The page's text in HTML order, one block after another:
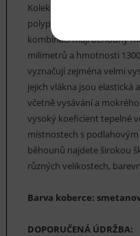
Kolekce běhounů
polypropylenové příze v
kombinaci mají běhouny
milimetrů a hmotnosti
vyznačují zejména velmi
jejich vlákna jsou elastická
včetně vysávání a
vysoký koeficient tepelné
místnostech s
běhounů najdete širokou
různých velikostech,
Barva koberce:
DOPORUČENÁ ÚDRŽBA: